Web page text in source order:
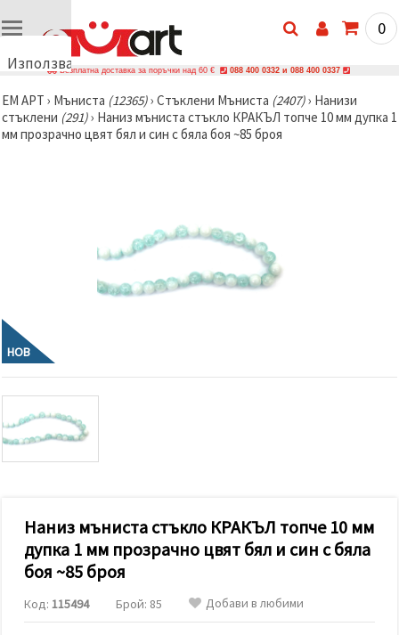
Използваме
🍪
Използваме
бисквитки
да
анализираме
трафика и
да
показваме
съдържание
и реклами,
включително
с помощта
маркетинг.
Можеш да
използваме
всички
0
Безплатна доставка за поръчки над 60 € 088 400 0332 и 088 400 0337
ЕМ АРТ › Мъниста (12365)› Стъклени Мъниста (2407)› Нанизи
стъклени (291)› Наниз мъниста стъкло КРАКЪЛ топче 10 мм дупка 1
мм прозрачно цвят бял и син с бяла боя ~85 броя
НОВ
Наниз мъниста стъкло КРАКЪЛ топче 10 мм
дупка 1 мм прозрачно цвят бял и син с бяла
боя ~85 броя
Код: 115494 Брой: 85 Добави в любими